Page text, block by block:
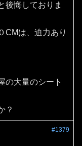
後悔しておりま
CMは、迫力あり
の大量のシート
？
#1379